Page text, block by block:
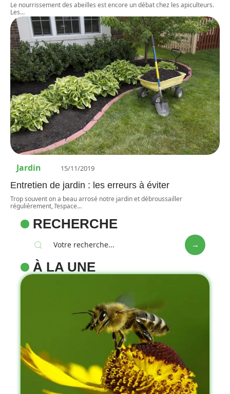
Le nourrissement des abeilles est encore un débat chez les apiculteurs.
Les…
Jardin 15/11/2019
Entretien de jardin : les erreurs à éviter
Trop souvent on a beau arrosé notre jardin et débroussailler
régulièrement, l’espace…
RECHERCHE
À LA UNE